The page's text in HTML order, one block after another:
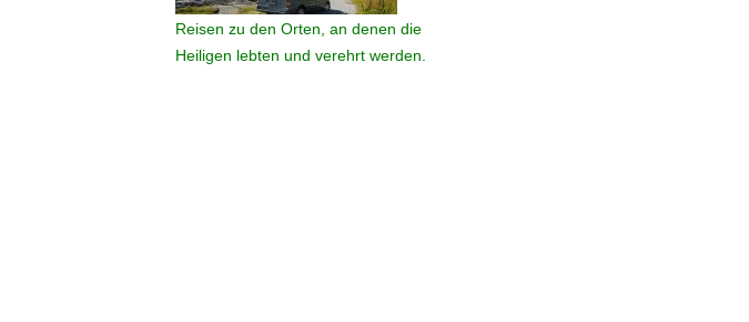
Reisen zu den Orten, an denen die
Heiligen lebten und verehrt werden.